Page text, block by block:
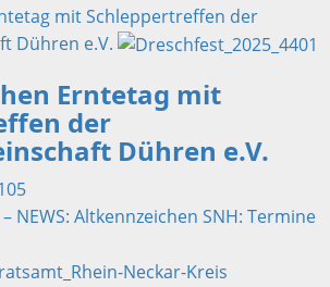
mit Schleppertreffen der
Dühren e.V.
Erntetag mit
der
Dühren e.V.
NEWS: Altkennzeichen SNH: Termine